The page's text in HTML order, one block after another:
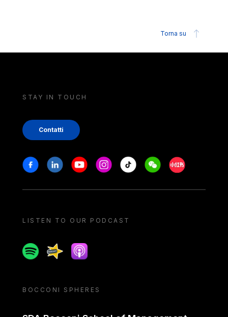
Torna su
STAY IN TOUCH
Contatti
Stay in touch
FacebookLinkedinYoutubeInstagram
Tiktok WeechatXiaohongshu/
LISTEN TO OUR PODCAST
SpotifySpreakerApple podcast
BOCCONI SPHERES